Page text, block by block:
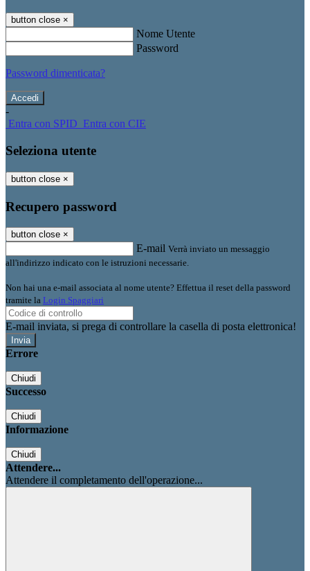
button close ×
Nome Utente
Password
Password dimenticata?
-
Entra con SPID Entra con CIE
Seleziona utente
button close ×
Recupero password
button close ×
E-mail Verrà inviato un messaggio
all'indirizzo indicato con le istruzioni necessarie.
Non hai una e-mail associata al nome utente? Effettua il reset della password
tramite la Login Spaggiari
E-mail inviata, si prega di controllare la casella di posta elettronica!
Errore
Chiudi
Successo
Chiudi
Informazione
Chiudi
Attendere...
Attendere il completamento dell'operazione...